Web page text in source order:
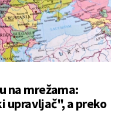
na mrežama:
upravljač", a preko